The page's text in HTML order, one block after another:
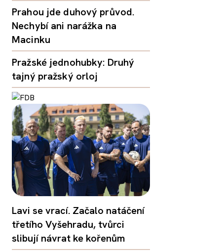
Prahou jde duhový průvod.
Nechybí ani narážka na
Macinku
Pražské jednohubky: Druhý
tajný pražský orloj
Lavi se vrací. Začalo natáčení
třetího Vyšehradu, tvůrci
slibují návrat ke kořenům